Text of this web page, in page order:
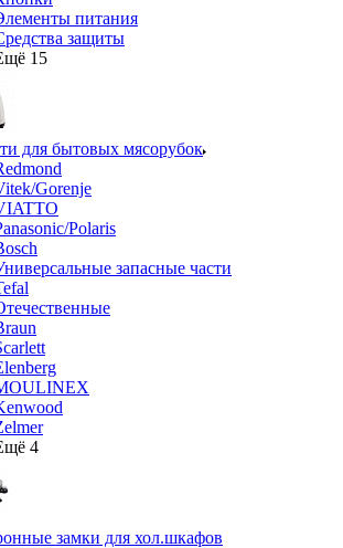
питания
защиты
15
для бытовых мясорубок
Gorenje
Polaris
запасные части
4
замки для хол.шкафов